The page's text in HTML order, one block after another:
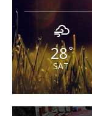
28°
SAT